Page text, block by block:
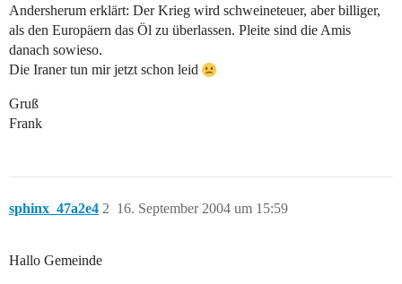
Andersherum erklärt: Der Krieg wird schweineteuer, aber billiger,
als den Europäern das Öl zu überlassen. Pleite sind die Amis
danach sowieso.
Die Iraner tun mir jetzt schon leid
Gruß
Frank
sphinx_47a2e4 16. September 2004 um 15:59
2
Hallo Gemeinde